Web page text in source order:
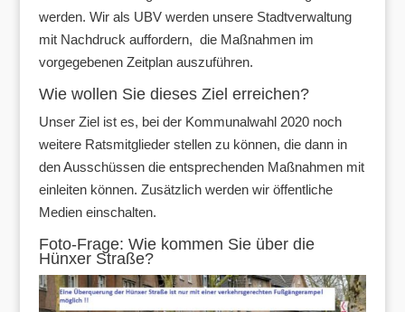
werden. Wir als UBV werden unsere Stadtverwaltung
mit Nachdruck auffordern, die Maßnahmen im
vorgegebenen Zeitplan auszuführen.
Wie wollen Sie dieses Ziel erreichen?
Unser Ziel ist es, bei der Kommunalwahl 2020 noch
weitere Ratsmitglieder stellen zu können, die dann in
den Ausschüssen die entsprechenden Maßnahmen mit
einleiten können. Zusätzlich werden wir öffentliche
Medien einschalten.
Foto-Frage: Wie kommen Sie über die
Hünxer Straße?